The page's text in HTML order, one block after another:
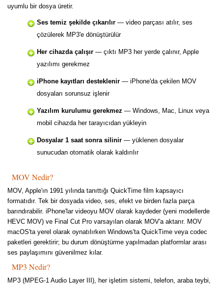
uyumlu bir dosya üretir.
Ses temiz şekilde çıkarılır — video parçası atılır, ses
çözülerek MP3'e dönüştürülür
Her cihazda çalışır — çıktı MP3 her yerde çalınır, Apple
yazılımı gerekmez
iPhone kayıtları desteklenir — iPhone'da çekilen MOV
dosyaları sorunsuz işlenir
Yazılım kurulumu gerekmez — Windows, Mac, Linux veya
mobil cihazda her tarayıcıdan yükleyin
Dosyalar 1 saat sonra silinir — yüklenen dosyalar
sunucudan otomatik olarak kaldırılır
MOV Nedir?
MOV, Apple'ın 1991 yılında tanıttığı QuickTime film kapsayıcı
formatıdır. Tek bir dosyada video, ses, efekt ve birden fazla parça
barındırabilir. iPhone'lar videoyu MOV olarak kaydeder (yeni modellerde
HEVC MOV) ve Final Cut Pro varsayılan olarak MOV'a aktarır. MOV
macOS'ta yerel olarak oynatılırken Windows'ta QuickTime veya codec
paketleri gerektirir; bu durum dönüştürme yapılmadan platformlar arası
ses paylaşımını güvenilmez kılar.
MP3 Nedir?
MP3 (MPEG-1 Audio Layer III), her işletim sistemi, telefon, araba teybi,